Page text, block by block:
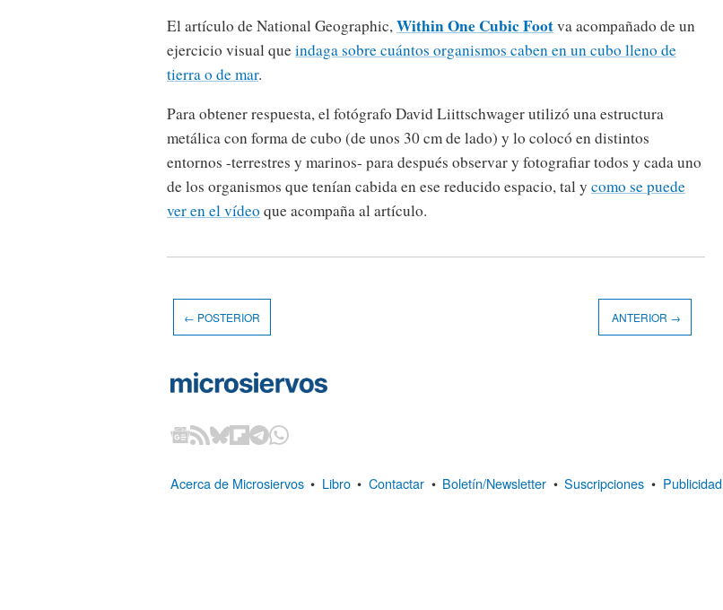
El artículo de National Geographic, Within One Cubic Footva acompañado de un
ejercicio visual queindaga sobre cuántos organismos caben en un cubo lleno de
tierra o de mar.
Para obtener respuesta, el fotógrafo David Liittschwager utilizó una estructura
metálica con forma de cubo (de unos 30 cm de lado) y lo colocó en distintos
entornos -terrestres y marinos- para después observar y fotografiar todos y cada uno
de los organismos que tenían cabida en ese reducido espacio, tal y como se puede
ver en el vídeo que acompaña al artículo.
← POSTERIOR ANTERIOR →
Acerca de Microsiervos • Libro • Contactar • Boletín/Newsletter • Suscripciones • Publicidad